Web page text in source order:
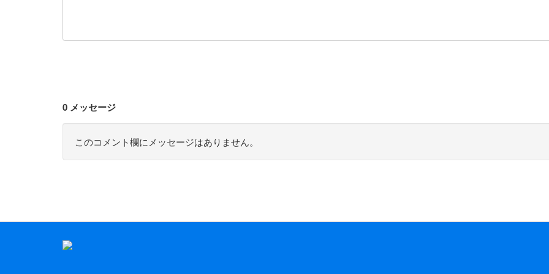
0 メッセージ
このコメント欄にメッセージはありません。